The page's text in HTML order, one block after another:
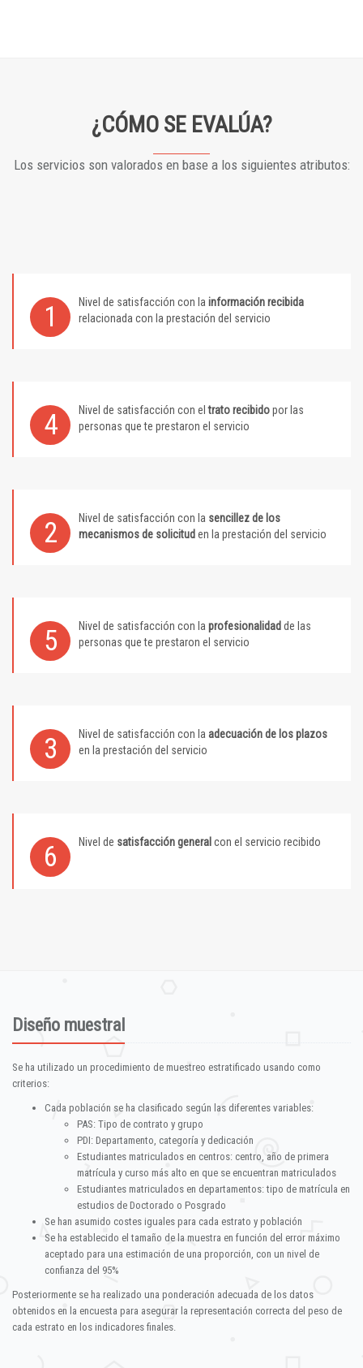
¿CÓMO SE EVALÚA?
Los servicios son valorados en base a los siguientes atributos:
1 Nivel de satisfacción con la información recibida
relacionada con la prestación del servicio
4 Nivel de satisfacción con eltrato recibidopor las
personas que te prestaron el servicio
2 Nivel de satisfacción con la sencillez de los
mecanismos de solicitud en la prestación del servicio
5 Nivel de satisfacción con la profesionalidad de las
personas que te prestaron el servicio
3 Nivel de satisfacción con la adecuación de los plazos
en la prestación del servicio
6 Nivel de satisfacción general con el servicio recibido
Diseño muestral
Se ha utilizado un procedimiento de muestreo estratificado usando como
criterios:
Cada población se ha clasificado según las diferentes variables:
PAS: Tipo de contrato y grupo
PDI: Departamento, categoría y dedicación
Estudiantes matriculados en centros: centro, año de primera
matrícula y curso más alto en que se encuentran matriculados
Estudiantes matriculados en departamentos: tipo de matrícula en
estudios de Doctorado o Posgrado
Se han asumido costes iguales para cada estrato y población
Se ha establecido el tamaño de la muestra en función del error máximo
aceptado para una estimación de una proporción, con un nivel de
confianza del 95%
Posteriormente se ha realizado una ponderación adecuada de los datos
obtenidos en la encuesta para asegurar la representación correcta del peso de
cada estrato en los indicadores finales.